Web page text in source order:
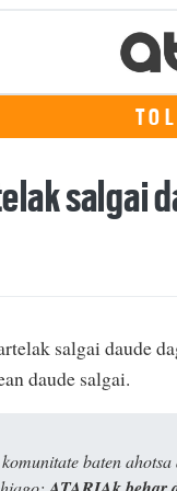
salgai
salgai daude
daude salgai.
baten